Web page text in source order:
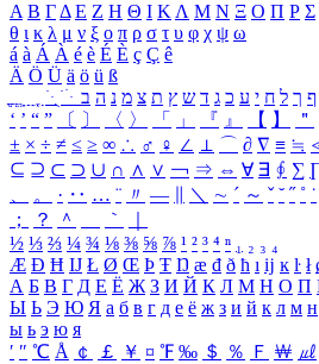
Α Β ΓΔ Ε Ζ Η Θ Ι ΚΛ Μ Ν Ξ Ο Π Ρ Σ
θ ι κ λ μ ν ξ ο π ρ σ τ υ φ χ ψ ω
á à Á À é è É È ç Ç ê
Ä Ö Ü ä ö ü ß
ִֶֹ ֻּ ׁׂ ף ך ל ח י ע כ ג ד ש ץ ת צ מ נ ה ב
‘ ’ “ ” 〔 〕 〈 〉 「 」 『 』 【 】 ＂
± × ÷ ≠ ≤ ≥ ∞ ∴ ♂ ♀ ∠ ⊥ ⌒ ∂ ∇ ≡ ≒
⊆ ⊇ ⊂ ⊃ ∪ ∩ ∧ ∨ ￢ ⇒ ⇔ ∀ ∃ ∮ ∑
、
。 · ‥ … ¨ 〃 ― ＼ ∼ ´ ～ ˇ ˘ ˝ ˚ ˙
；
？ ＾ ｀
½ ⅓ ⅔ ¼ ¾ ⅛ ⅜ ⅝ ⅞ ¹ ² ³ ⁴ ⁿ ₁ ₂ ₃ ₄
Æ Ð Ħ Ĳ Ł Ø Œ Þ Ŧ Ŋ æ đ ð ħ ı ĳ ĸ ŀ ł
А Б В Г Д Е Ё Ж З И Й К Л М Н О П
Ы Ь Э Ю Я а б в г д е ё ж з и й к л м н
ы ь э ю я
′ ″ ℃ Å ￠ ￡ ￥ ¤ ℉ ‰ ＄ ％ Ｆ ￦ ㎕